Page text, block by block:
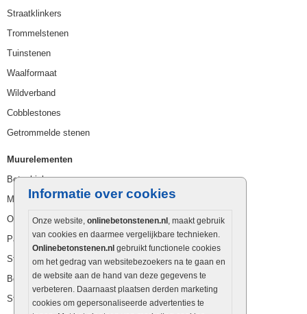
Informatie over cookies
Onze website, onlinebetonstenen.nl , maakt gebruik
van cookies en daarmee vergelijkbare technieken.
Onlinebetonstenen.nl gebruikt functionele cookies
om het gedrag van websitebezoekers na te gaan en
de website aan de hand van deze gegevens te
verbeteren. Daarnaast plaatsen derden marketing
cookies om gepersonaliseerde advertenties te
Straatklinkers
Trommelstenen
Tuinstenen
Waalformaat
Wildverband
Cobblestones
Getrommelde stenen
Muurelementen
Betonbielzen
Muurstenen
Opsluitbanden
Palissaden
Stapelblokken
Betonblokken
Stapelstenen